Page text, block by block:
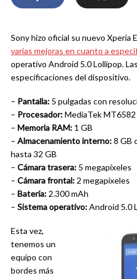
Sony hizo oficial su nuevo Xperia
varias mejoras en cuanto a
operativo Android 5.0 Lollipop.
especificaciones del dispositivo.
– Pantalla: 5 pulgadas con
– Procesador:MediaTek MT6582
– Memoria RAM: 1 GB
– Almacenamiento interno:8 GB
hasta 32 GB
– Cámara trasera: 5 megapíxeles
– Cámara frontal: 2 megapíxeles
– Batería: 2.300 mAh
– Sistema operativo:Android 5.0
Esta vez,
tenemos un
equipo con
bordes más